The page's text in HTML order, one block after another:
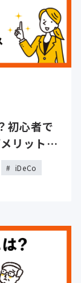
初心者で
リットを
iDeCo